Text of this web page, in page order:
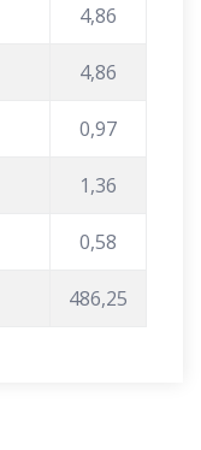
4,86
4,86
0,97
1,36
0,58
486,25